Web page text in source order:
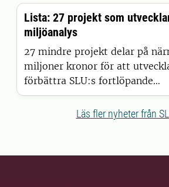
branschen, lockade ett
deltagande, 318 personer. Nu
konferensrapport för
Lista: 27 projekt som
miljöanalys
27 mindre projekt delar på
miljoner kronor för att
förbättra SLU:s fortlöpande
miljöanalys.
Läs fler nyheter från